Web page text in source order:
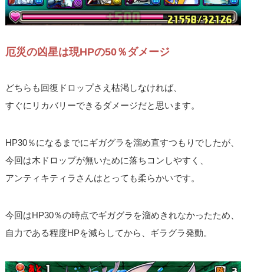
厄災の凶星は現HPの50％ダメージ
どちらも回復ドロップさえ枯渇しなければ、
すぐにリカバリーできるダメージだと思います。
HP30％になるまでにギガグラを溜め直すつもりでしたが、
今回は木ドロップが無いために落ちコンしやすく、
アンティキティラさんはとっても柔らかいです。
今回はHP30％の時点でギガグラを溜めきれなかったため、
自力である程度HPを減らしてから、ギラグラ発動。